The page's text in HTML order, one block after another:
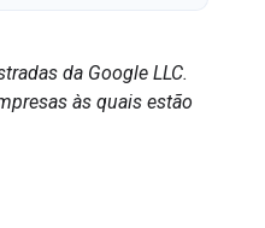
da Google LLC.
às quais estão